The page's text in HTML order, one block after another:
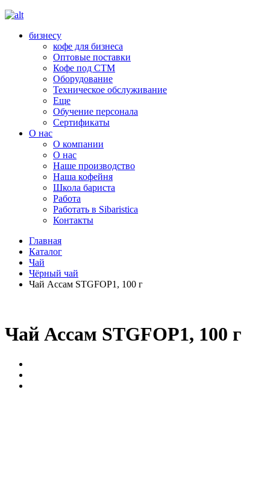
бизнесу
кофе для бизнеса
Оптовые поставки
Кофе под СТМ
Оборудование
Техническое обслуживание
Еще
Обучение персонала
Сертификаты
О нас
O компании
О нас
Наше производство
Наша кофейня
Школа бариста
Работа
Работать в Sibaristica
Контакты
Главная
Каталог
Чай
Чёрный чай
Чай Ассам STGFOP1, 100 г
Чай Ассам STGFOP1, 100 г